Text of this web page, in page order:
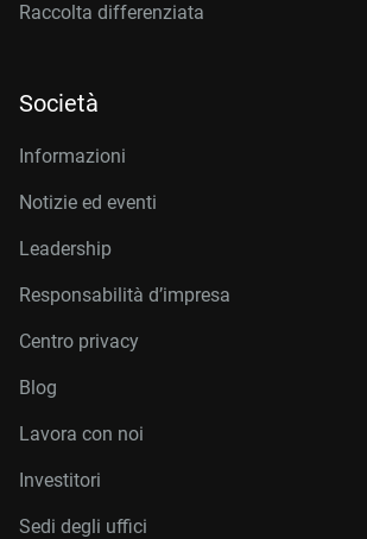
Raccolta differenziata
Società
Informazioni
Notizie ed eventi
Leadership
Responsabilità d’impresa
Centro privacy
Blog
Lavora con noi
Investitori
Sedi degli uffici